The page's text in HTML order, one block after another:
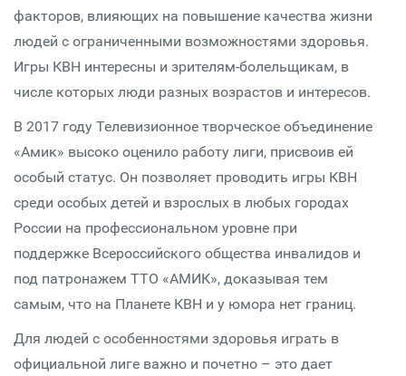
факторов, влияющих на повышение качества жизни
людей с ограниченными возможностями здоровья.
Игры КВН интересны и зрителям-болельщикам, в
числе которых люди разных возрастов и интересов.
В 2017 году Телевизионное творческое объединение
«Амик» высоко оценило работу лиги, присвоив ей
особый статус. Он позволяет проводить игры КВН
среди особых детей и взрослых в любых городах
России на профессиональном уровне при
поддержке Всероссийского общества инвалидов и
под патронажем ТТО «АМИК», доказывая тем
самым, что на Планете КВН и у юмора нет границ.
Для людей с особенностями здоровья играть в
официальной лиге важно и почетно – это дает